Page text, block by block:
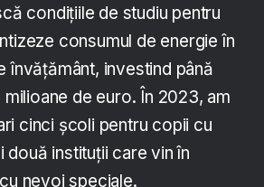
condițiile de studiu pentru
consumul de energie în
învățământ, investind până
de euro. În 2023, am
cinci școli pentru copii cu
două instituții care vin în
nevoi speciale.